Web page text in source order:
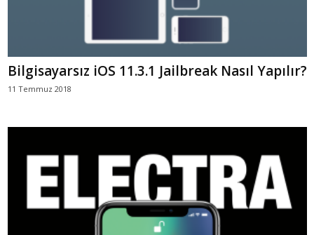
Bilgisayarsız iOS 11.3.1 Jailbreak Nasıl Yapılır?
11 Temmuz 2018